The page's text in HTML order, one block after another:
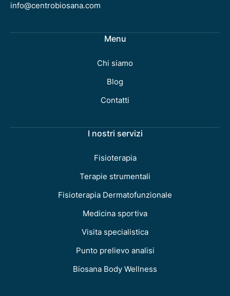
info@centrobiosana.com
Menu
Chi siamo
Blog
Contatti
I nostri servizi
Fisioterapia
Terapie strumentali
Fisioterapia Dermatofunzionale
Medicina sportiva
Visita specialistica
Punto prelievo analisi
Biosana Body Wellness